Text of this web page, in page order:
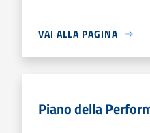
VAI ALLA PAGINA
Piano della